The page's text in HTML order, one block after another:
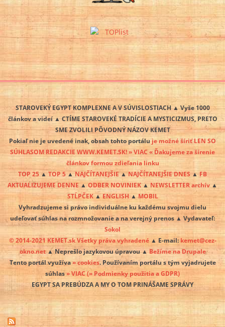
STAROVEKÝ EGYPT KOMPLEXNE A V SÚVISLOSTIACH ▲ Vyše 1000
článkov a videí ▲ CTÍME STAROVEKÉ TRADÍCIE A MYSTICIZMUS, PRETO
SME ZVOLILI PÔVODNÝ NÁZOV KEMET
Pokiaľ nie je uvedené inak, obsah tohto portálu je možné šíriť LEN SO
SÚHLASOM REDAKCIE WWW.KEMET.SK! » VIAC « Ďakujeme za šírenie
článkov formou zdieľania linku
TOP 25 ▲ TOP 5▲NAJČÍTANEJŠIE▲NAJČÍTANEJŠIE DNES ▲FB
AKTUALIZUJEME DENNE▲ODBER NOVINIEK▲ NEWSLETTER archív ▲
STĹPČEK▲ENGLISH▲MOBIL
Vyhradzujeme si právo individuálne ku každému svojmu dielu
udeľovať súhlas na rozmnožovanie a na verejný prenos ▲ Vydavateľ:
Sokol
© 2014-2021 KEMET.sk Všetky práva vyhradené▲ E-mail: kemet@cez-
okno.net▲ Neprešlo jazykovou úpravou ▲ Bežíme na Drupale
Tento portál využíva» cookies. Používaním portálu s tým vyjadrujete
súhlas» VIAC(» Podmienky použitia a GDPR)
EGYPT SA PREBÚDZA A MY O TOM PRINÁŠAME SPRÁVY